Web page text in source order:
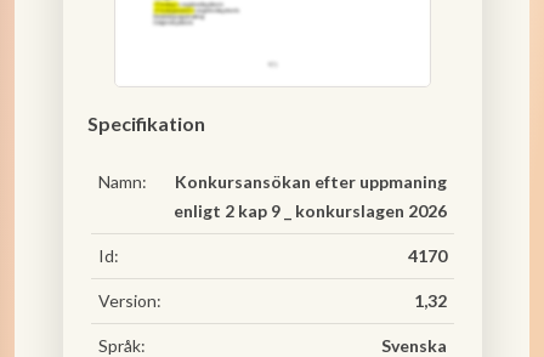
Specifikation
Namn:
Konkursansökan efter uppmaning
enligt 2 kap 9 _ konkurslagen 2026
Id: 4170
Version: 1,32
Språk: Svenska